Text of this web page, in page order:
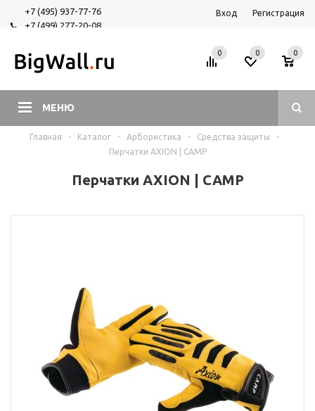
+7 (495) 937-77-76
+7 (499) 277-20-08
Вход Регистрация
МЕНЮ
0 0
0
Главная - Каталог - Арбористика - Средства защиты
-
Перчатки AXION | CAMP
Перчатки AXION | CAMP